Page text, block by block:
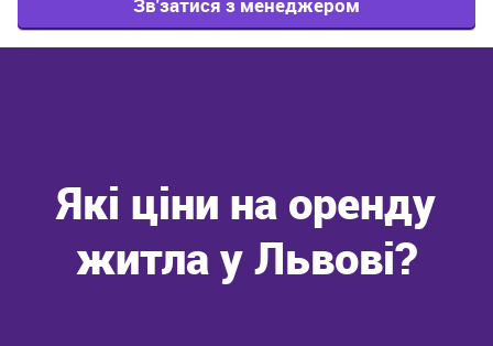
Які ціни на оренду
житла у Львові?